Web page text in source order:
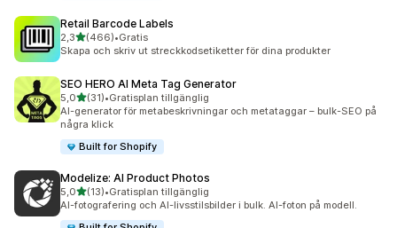
Retail Barcode Labels
2,3av 5 stjärnor
(466)
466 recensioner totalt
•Gratis
Skapa och skriv ut streckkodsetiketter för dina produkter
SEO HERO AI Meta Tag Generator
5,0av 5 stjärnor
(31)
31 recensioner totalt
•Gratisplan tillgänglig
AI-generator för metabeskrivningar och metataggar – bulk-SEO på
några klick
Built for Shopify
Modelize: AI Product Photos
5,0av 5 stjärnor
(13)
13 recensioner totalt
•Gratisplan tillgänglig
AI-fotografering och AI-livsstilsbilder i bulk. AI-foton på modell.